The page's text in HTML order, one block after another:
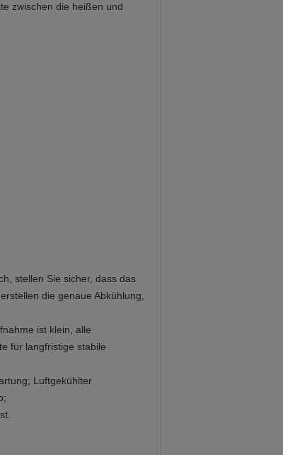
zwischen die heißen und
stellen Sie sicher, dass das
die genaue Abkühlung,
ist klein, alle
für langfristige stabile
Luftgekühlter